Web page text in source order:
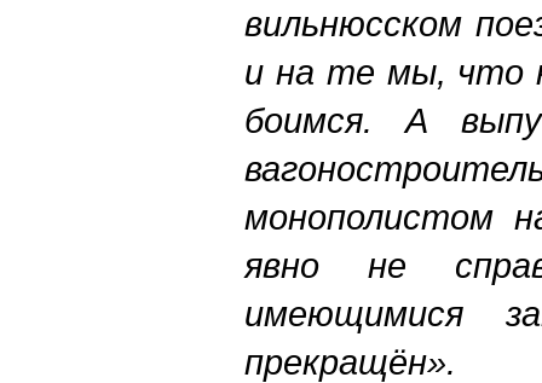
вильнюсском
и на те мы, что
боимся. А
монополистом
явно не
имеющимися
прекращён».